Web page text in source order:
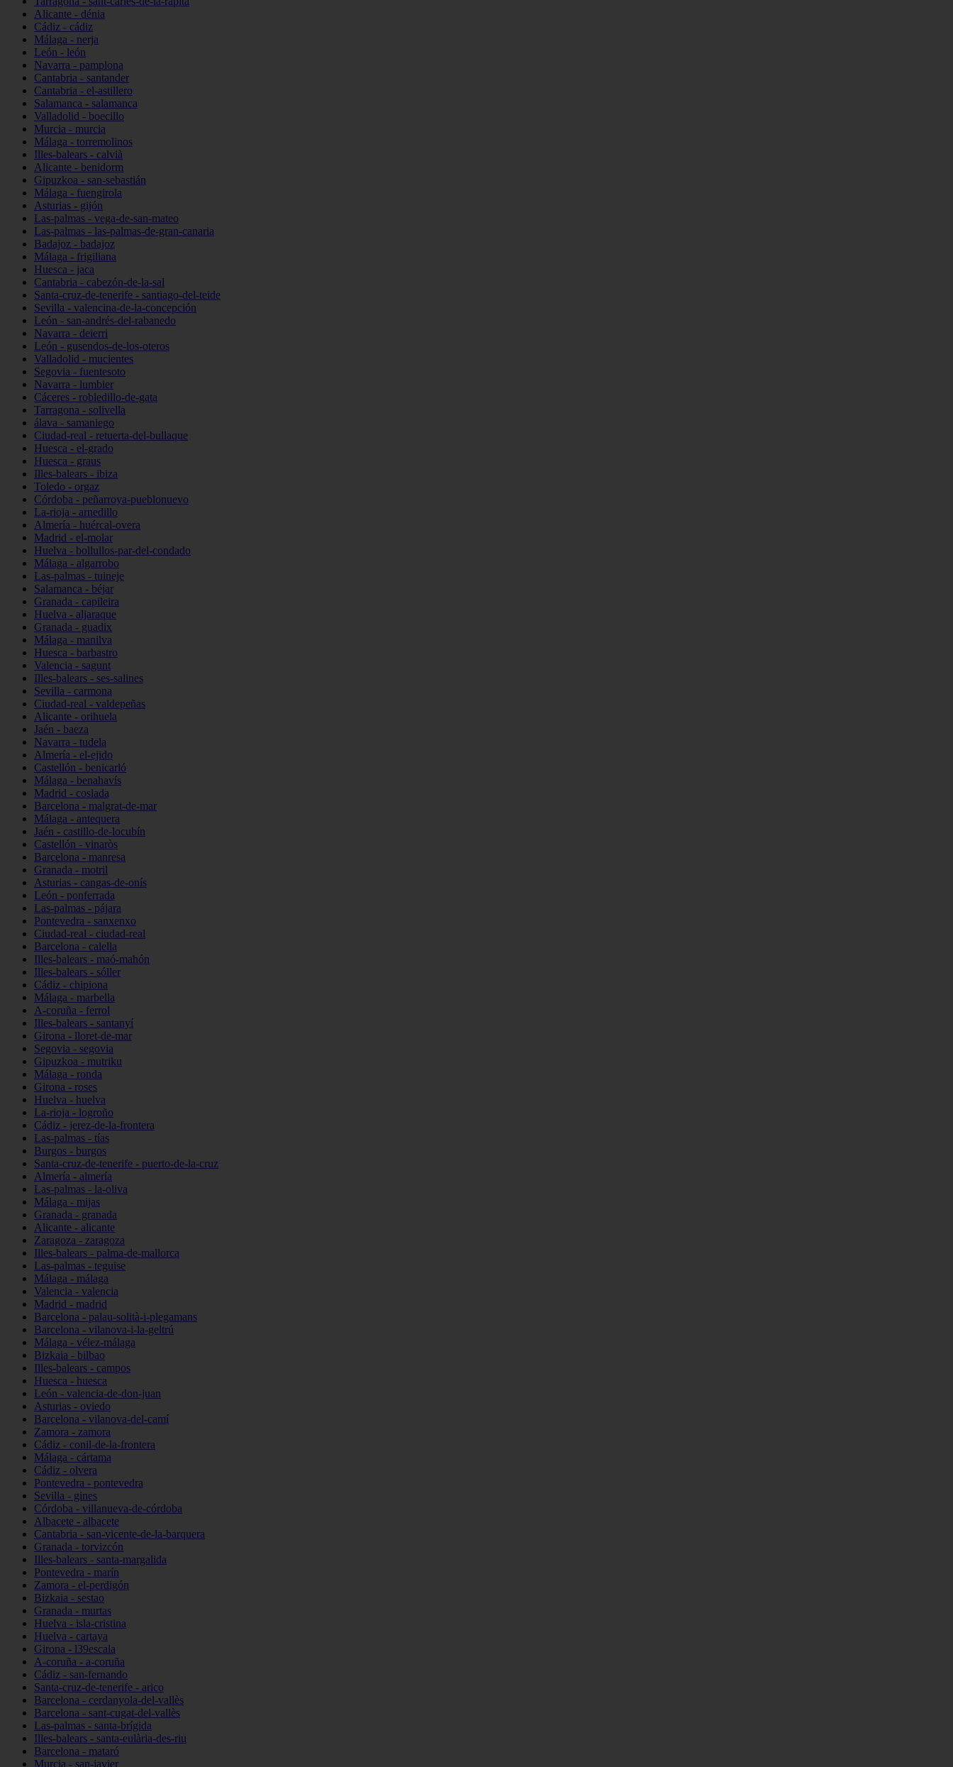
Alicante - dénia
Cádiz - cádiz
Málaga - nerja
León - león
Navarra - pamplona
Cantabria - santander
Cantabria - el-astillero
Salamanca - salamanca
Valladolid - boecillo
Murcia - murcia
Málaga - torremolinos
Illes-balears - calvià
Alicante - benidorm
Gipuzkoa - san-sebastián
Málaga - fuengirola
Asturias - gijón
Las-palmas - vega-de-san-mateo
Las-palmas - las-palmas-de-gran-canaria
Badajoz - badajoz
Málaga - frigiliana
Huesca - jaca
Cantabria - cabezón-de-la-sal
Santa-cruz-de-tenerife - santiago-del-teide
Sevilla - valencina-de-la-concepción
León - san-andrés-del-rabanedo
Navarra - deierri
León - gusendos-de-los-oteros
Valladolid - mucientes
Segovia - fuentesoto
Navarra - lumbier
Cáceres - robledillo-de-gata
Tarragona - solivella
álava - samaniego
Ciudad-real - retuerta-del-bullaque
Huesca - el-grado
Huesca - graus
Illes-balears - ibiza
Toledo - orgaz
Córdoba - peñarroya-pueblonuevo
La-rioja - arnedillo
Almería - huércal-overa
Madrid - el-molar
Huelva - bollullos-par-del-condado
Málaga - algarrobo
Las-palmas - tuineje
Salamanca - béjar
Granada - capileira
Huelva - aljaraque
Granada - guadix
Málaga - manilva
Huesca - barbastro
Valencia - sagunt
Illes-balears - ses-salines
Sevilla - carmona
Ciudad-real - valdepeñas
Alicante - orihuela
Jaén - baeza
Navarra - tudela
Almería - el-ejido
Castellón - benicarló
Málaga - benahavís
Madrid - coslada
Barcelona - malgrat-de-mar
Málaga - antequera
Jaén - castillo-de-locubín
Castellón - vinaròs
Barcelona - manresa
Granada - motril
Asturias - cangas-de-onís
León - ponferrada
Las-palmas - pájara
Pontevedra - sanxenxo
Ciudad-real - ciudad-real
Barcelona - calella
Illes-balears - maó-mahón
Illes-balears - sóller
Cádiz - chipiona
Málaga - marbella
A-coruña - ferrol
Illes-balears - santanyí
Girona - lloret-de-mar
Segovia - segovia
Gipuzkoa - mutriku
Málaga - ronda
Girona - roses
Huelva - huelva
La-rioja - logroño
Cádiz - jerez-de-la-frontera
Las-palmas - tías
Burgos - burgos
Santa-cruz-de-tenerife - puerto-de-la-cruz
Almería - almería
Las-palmas - la-oliva
Málaga - mijas
Granada - granada
Alicante - alicante
Zaragoza - zaragoza
Illes-balears - palma-de-mallorca
Las-palmas - teguise
Málaga - málaga
Valencia - valencia
Madrid - madrid
Barcelona - palau-solità-i-plegamans
Barcelona - vilanova-i-la-geltrú
Málaga - vélez-málaga
Bizkaia - bilbao
Illes-balears - campos
Huesca - huesca
León - valencia-de-don-juan
Asturias - oviedo
Barcelona - vilanova-del-camí
Zamora - zamora
Cádiz - conil-de-la-frontera
Málaga - cártama
Cádiz - olvera
Pontevedra - pontevedra
Sevilla - gines
Córdoba - villanueva-de-córdoba
Albacete - albacete
Cantabria - san-vicente-de-la-barquera
Granada - torvizcón
Illes-balears - santa-margalida
Pontevedra - marín
Zamora - el-perdigón
Bizkaia - sestao
Granada - murtas
Huelva - isla-cristina
Huelva - cartaya
Girona - l39escala
A-coruña - a-coruña
Cádiz - san-fernando
Santa-cruz-de-tenerife - arico
Barcelona - cerdanyola-del-vallès
Barcelona - sant-cugat-del-vallès
Las-palmas - santa-brígida
Illes-balears - santa-eulària-des-riu
Barcelona - mataró
Murcia - san-javier